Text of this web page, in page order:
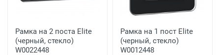
Рамка на 2 поста Elite
(черный, стекло)
W0022448
Рамка на 1 пост Elite
(черный, стекло)
W0012448